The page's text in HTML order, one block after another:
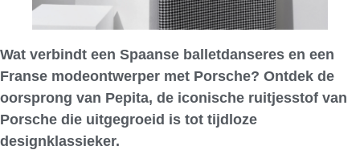
Wat verbindt een Spaanse balletdanseres en een
Franse modeontwerper met Porsche? Ontdek de
oorsprong van Pepita, de iconische ruitjesstof van
Porsche die uitgegroeid is tot tijdloze
designklassieker.